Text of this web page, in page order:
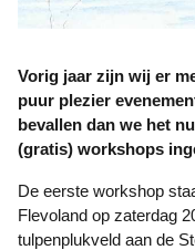
Vorig jaar zijn wij er mee gestart om tijdens Puur Zeewolde,
puur plezier
bevallen dan we het
(gratis) workshops
De eerste workshop staat gepland tijdens te Tulpenroute
Flevoland op zaterdag
tulpenplukveld aan de